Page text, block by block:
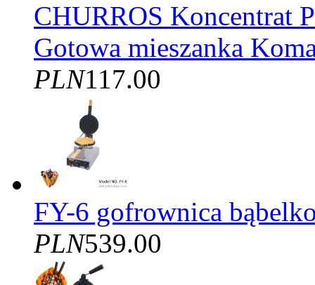
CHURROS Koncentrat
Gotowa mieszanka
PLN117.00
FY-6 gofrownica
PLN539.00